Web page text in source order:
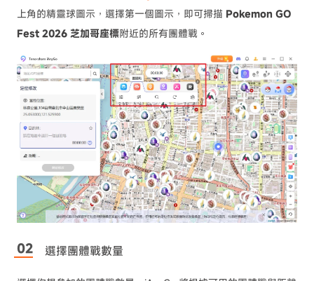
上角的精靈球圖示，選擇第一個圖示，即可掃描 Pokemon GO
Fest 2026 芝加哥座標附近的所有團體戰。
選擇團體戰數量